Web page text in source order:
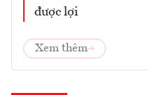
được lợi
Xem thêm